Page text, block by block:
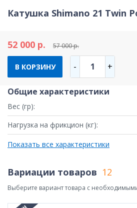
Катушка Shimano 21 Twin
52 000 р. 57 000 р.
В КОРЗИНУ - 1 +
Общие характеристики
Вес (гр):
Нагрузка на фрикцион (кг):
Показать все характеристики
Вариации товаров 12
Выберите вариант товара с